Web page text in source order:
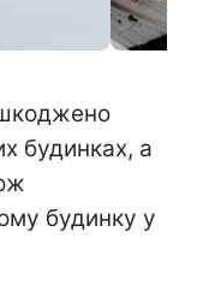
будинках, а
будинку у